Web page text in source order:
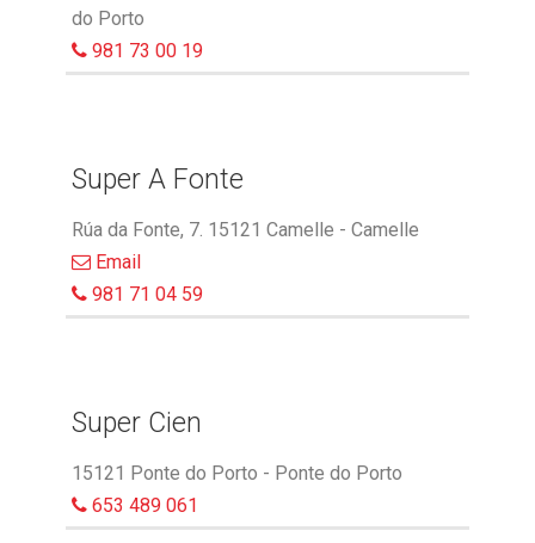
do Porto
981 73 00 19
Super A Fonte
Rúa da Fonte, 7. 15121 Camelle - Camelle
Email
981 71 04 59
Super Cien
15121 Ponte do Porto - Ponte do Porto
653 489 061